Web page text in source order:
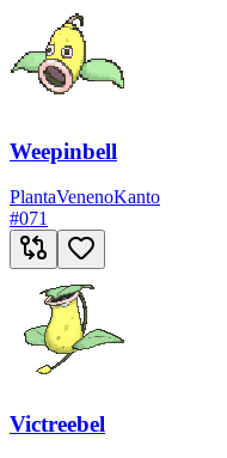
Weepinbell
PlantaVenenoKanto
#071
Victreebel